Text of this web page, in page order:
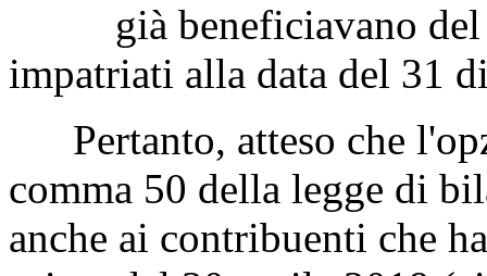
già beneficiavano del
impatriati alla data del 31
Pertanto, atteso che
comma 50 della legge di
anche ai contribuenti che